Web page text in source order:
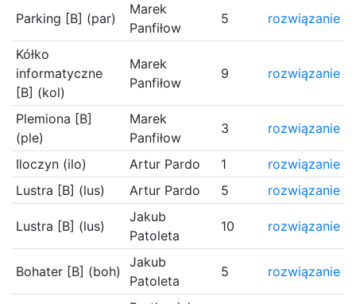
Parking [B] (par)
Marek
Panfiłow
5 rozwiązanie
Kółko
informatyczne
[B] (kol)
Marek
Panfiłow
9 rozwiązanie
Plemiona [B]
(ple)
Marek
Panfiłow
3 rozwiązanie
Iloczyn (ilo) Artur Pardo 1
rozwiązanie
Lustra [B] (lus)
Artur Pardo 5 rozwiązanie
Lustra [B] (lus)
Jakub
Patoleta
10 rozwiązanie
Bohater [B] (boh)
Jakub
Patoleta
5 rozwiązanie